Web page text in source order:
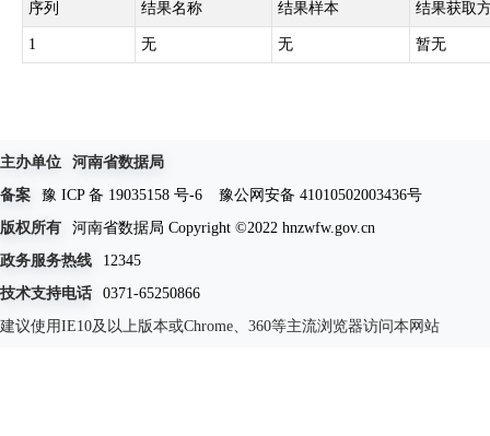
序列 结果名称 结果样本 结果获取
1 无 无 暂无
主办单位
河南省数据局
备案
豫 ICP 备 19035158 号-6
豫公网安备 41010502003436号
版权所有
河南省数据局 Copyright ©2022 hnzwfw.gov.cn
政务服务热线
12345
技术支持电话
0371-65250866
建议使用IE10及以上版本或Chrome、360等主流浏览器访问本网站